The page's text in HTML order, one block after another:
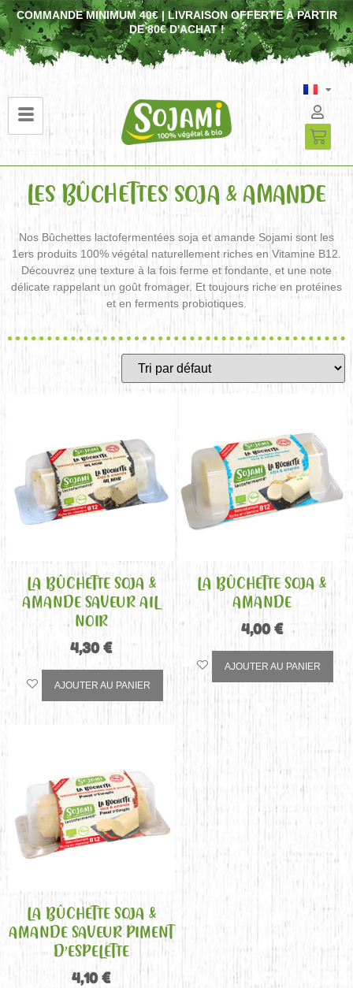
COMMANDE MINIMUM 40€ | LIVRAISON OFFERTE À PARTIR
DE 80€ D'ACHAT !
LES BÛCHETTES SOJA & AMANDE
Nos Bûchettes lactofermentées soja et amande Sojami sont les
1ers produits 100% végétal naturellement riches en Vitamine B12.
Découvrez une texture à la fois ferme et fondante, et une note
délicate rappelant un goût fromager. Et toujours riche en protéines
et en ferments probiotiques.
LA BÛCHETTE SOJA &
AMANDE SAVEUR AIL
NOIR
4,30€
AJOUTER AU PANIER
LA BÛCHETTE SOJA &
AMANDE
4,00€
AJOUTER AU PANIER
LA BÛCHETTE SOJA &
AMANDE SAVEUR PIMENT
D’ESPELETTE
4,10€